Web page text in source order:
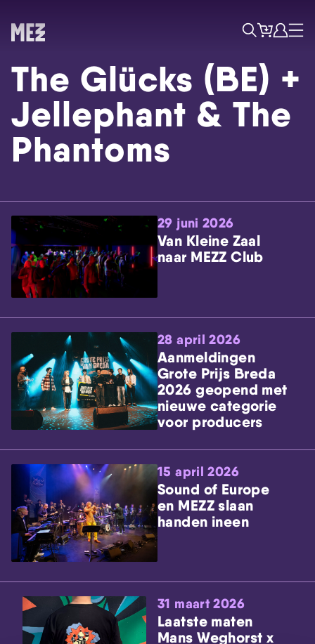
Skip navigatie
ZoekTicketsAccount
Menu
The Glücks (BE) +
Jellephant & The
Phantoms
29 juni 2026
Van Kleine Zaal
naar MEZZ Club
28 april 2026
Aanmeldingen
Grote Prijs Breda
2026 geopend met
nieuwe categorie
voor producers
15 april 2026
Sound of Europe
en MEZZ slaan
handen ineen
31 maart 2026
Laatste maten
Mans Weghorst x